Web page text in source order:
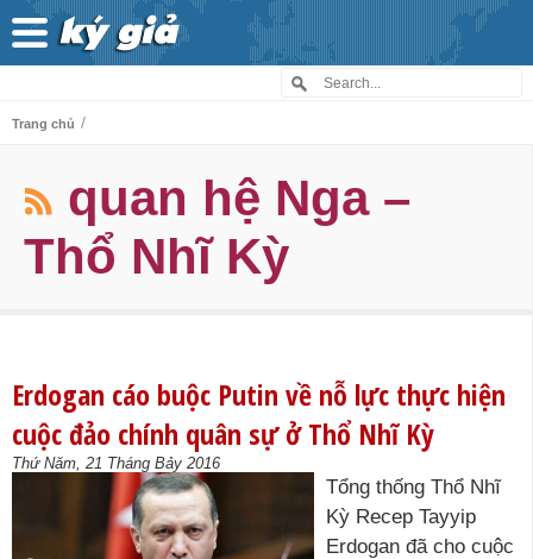
Trang chủ /
quan hệ Nga –
Thổ Nhĩ Kỳ
Erdogan cáo buộc Putin về nỗ lực thực hiện
cuộc đảo chính quân sự ở Thổ Nhĩ Kỳ
Thứ Năm, 21 Tháng Bảy 2016
Tổng thống Thổ Nhĩ
Kỳ Recep Tayyip
Erdogan đã cho cuộc